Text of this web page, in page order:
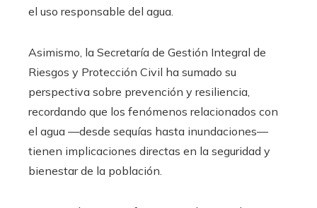
el uso responsable del agua.
Asimismo, la Secretaría de Gestión Integral de
Riesgos y Protección Civil ha sumado su
perspectiva sobre prevención y resiliencia,
recordando que los fenómenos relacionados con
el agua —desde sequías hasta inundaciones—
tienen implicaciones directas en la seguridad y
bienestar de la población.